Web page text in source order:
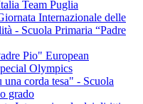
Team Puglia
Internazionale delle
- Scuola Primaria “Padre
Pio" European
Olympics
corda tesa" - Scuola
grado